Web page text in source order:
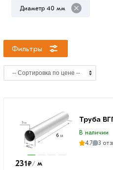
Диаметр 40 мм
Фильтры
2
мм
3
Труба
В наличии
4.7
3
231₽/ м